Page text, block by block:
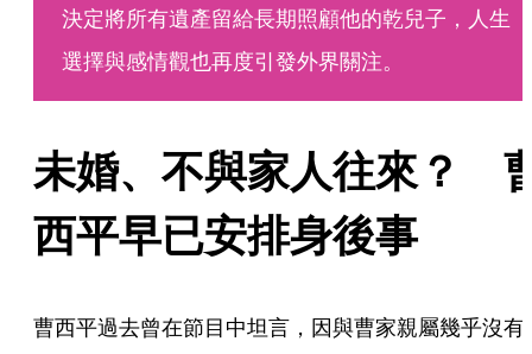
決定將所有遺產留給長期照顧他的乾兒子，人生
選擇與感情觀也再度引發外界關注。
未婚、不與家人往來？　
西平早已安排身後事
曹西平過去曾在節目中坦言，因與曹家親屬幾乎沒有